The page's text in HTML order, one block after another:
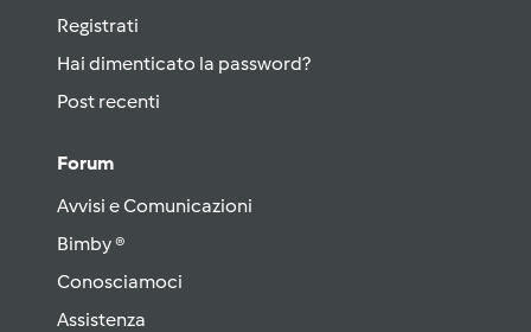
Registrati
Hai dimenticato la password?
Post recenti
Forum
Avvisi e Comunicazioni
Bimby ®
Conosciamoci
Assistenza